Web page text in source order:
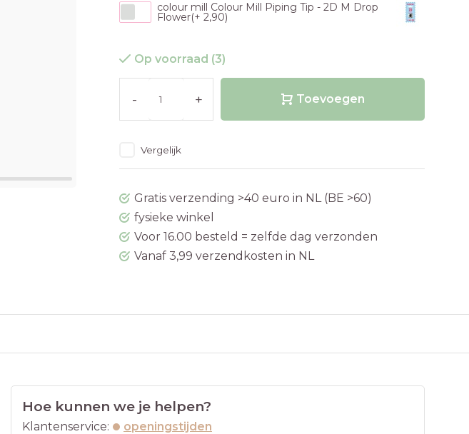
colour mill Colour Mill Piping Tip - 2D M Drop
Flower(+ 2,90)
Op voorraad (3)
- + Toevoegen
Vergelijk
Gratis verzending >40 euro in NL (BE >60)
fysieke winkel
Voor 16.00 besteld = zelfde dag verzonden
Vanaf 3,99 verzendkosten in NL
Hoe kunnen we je helpen?
Klantenservice: openingstijden